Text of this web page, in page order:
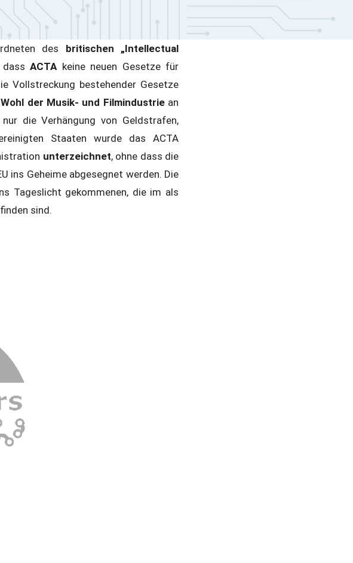
des britischen „Intellectual
dassACTA keine neuen Gesetze für
Vollstreckung bestehender Gesetze
Wohl der Musik- und Filmindustriean
die Verhängung von Geldstrafen,
Staaten wurde das ACTA
unterzeichnet, ohne dass die
ins Geheime abgesegnet werden. Die
Tageslicht gekommenen, die im als
sind.